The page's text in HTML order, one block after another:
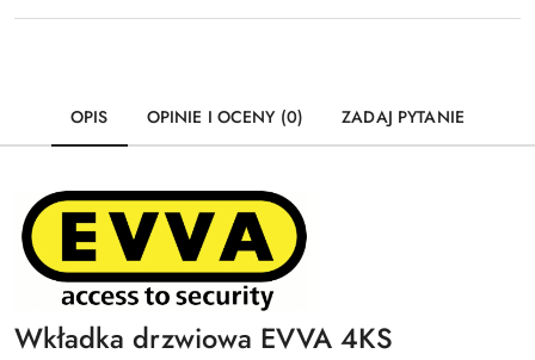
OPIS OPINIE I OCENY (0) ZADAJ PYTANIE
Wkładka drzwiowa EVVA 4KS